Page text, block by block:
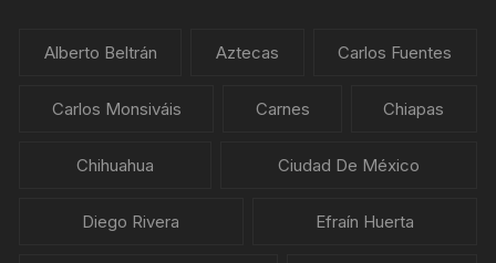
Alberto Beltrán Aztecas Carlos Fuentes
Carlos Monsiváis Carnes Chiapas
Chihuahua Ciudad De México
Diego Rivera Efraín Huerta